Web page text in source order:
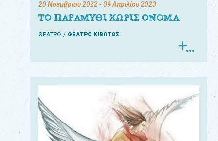
20 Νοεμβρίου 2022- 09 Απριλίου 2023
ΤΟ ΠΑΡΑΜΥΘΙ ΧΩΡΙΣ ΟΝΟΜΑ
ΘΕΑΤΡΟ ΘΕΑΤΡΟ ΚΙΒΩΤΟΣ